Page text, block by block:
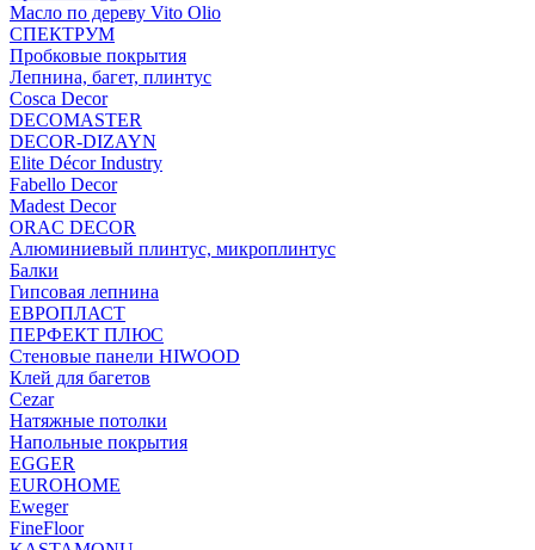
Масло по дереву Vito Olio
СПЕКТРУМ
Пробковые покрытия
Лепнина, багет, плинтус
Cosca Decor
DECOMASTER
DECOR-DIZAYN
Elite Décor Industry
Fabello Decor
Madest Decor
ORAC DECOR
Алюминиевый плинтус, микроплинтус
Балки
Гипсовая лепнина
ЕВРОПЛАСТ
ПЕРФЕКТ ПЛЮС
Стеновые панели HIWOOD
Клей для багетов
Cezar
Натяжные потолки
Напольные покрытия
EGGER
EUROHOME
Eweger
FineFloor